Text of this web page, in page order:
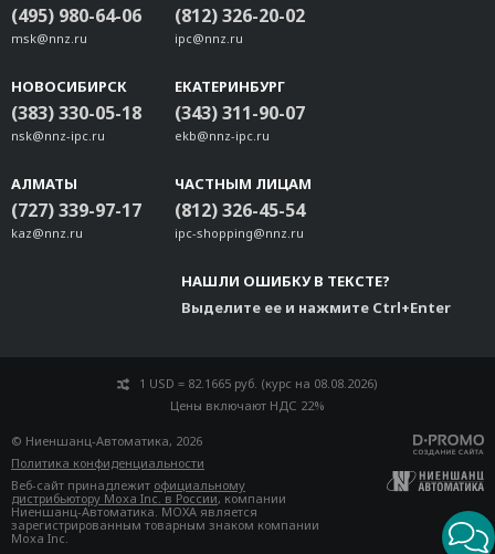
(495) 980-64-06
msk@nnz.ru
(812) 326-20-02
ipc@nnz.ru
НОВОСИБИРСК
(383) 330-05-18
nsk@nnz-ipc.ru
ЕКАТЕРИНБУРГ
(343) 311-90-07
ekb@nnz-ipc.ru
АЛМАТЫ
(727) 339-97-17
kaz@nnz.ru
ЧАСТНЫМ ЛИЦАМ
(812) 326-45-54
ipc-shopping@nnz.ru
НАШЛИ ОШИБКУ В ТЕКСТЕ?
Выделите ее и нажмите Ctrl+Enter
1 USD = 82.1665 руб. (курс на 08.08.2026)
Цены включают НДС 22%
© Ниеншанц-Автоматика, 2026
Политика конфиденциальности
Веб-сайт принадлежит официальному
дистрибьютору Moxa Inc. в России, компании
Ниеншанц-Автоматика. MOXA является
зарегистрированным товарным знаком компании
Moxa Inc.